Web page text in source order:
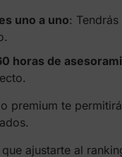
uno a uno:
horas de
premium te
ajustarte al